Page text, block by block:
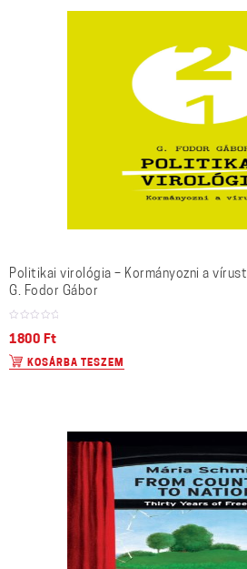
Politikai virológia – Kormányozni a vírust
G. Fodor Gábor
1800 Ft
KOSÁRBA TESZEM